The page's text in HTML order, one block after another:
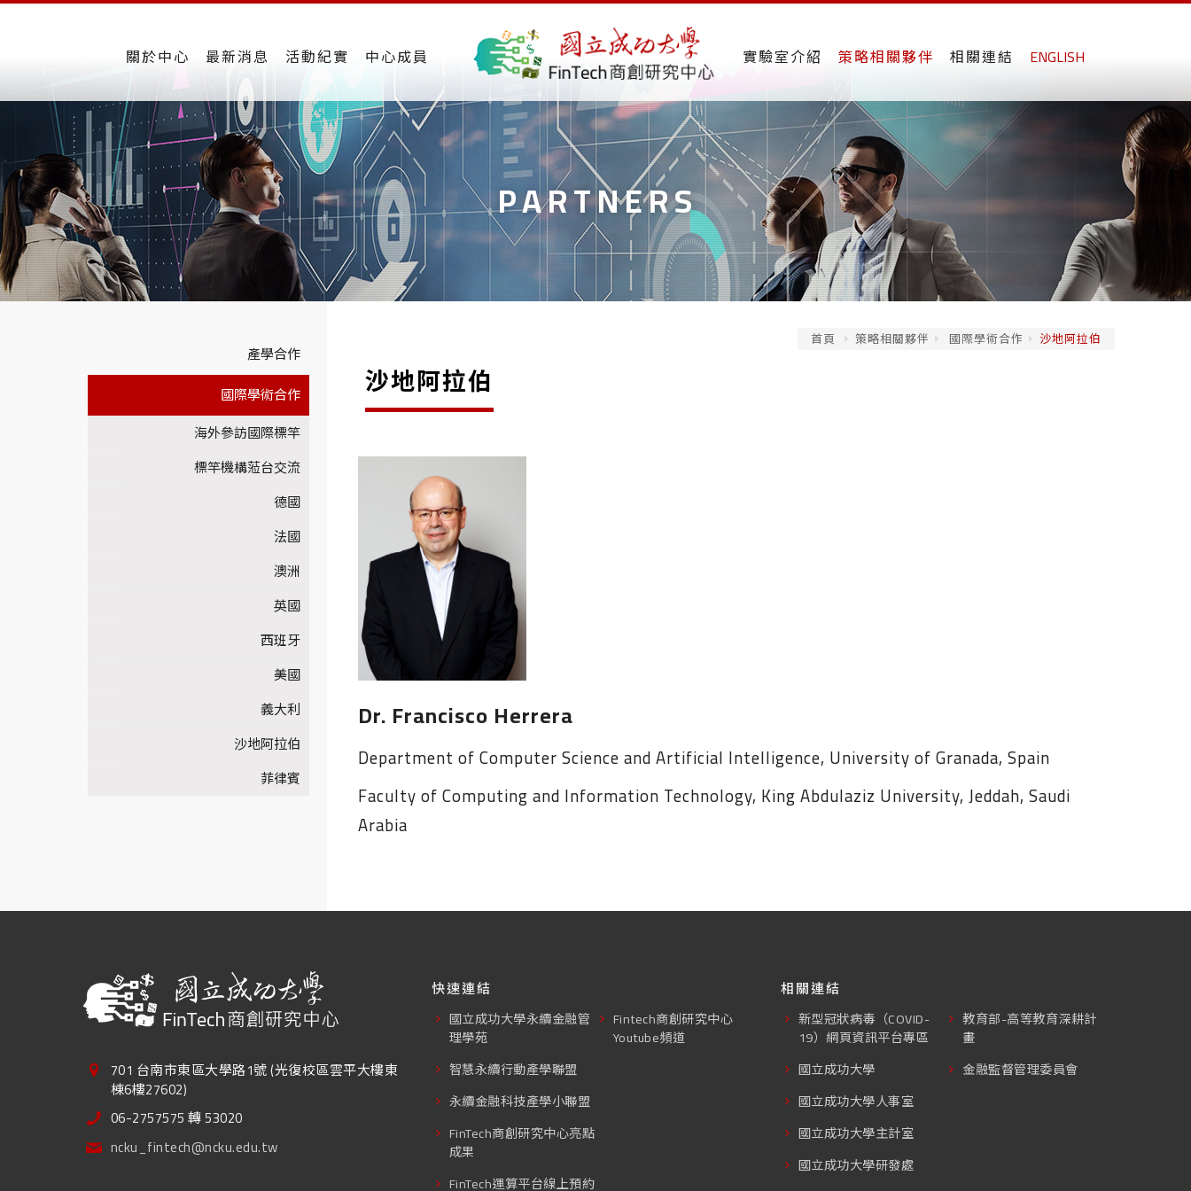
關於中心 最新消息 活動紀實 中心成員 實驗室介紹 策略相關夥伴 相關連結 ENGLISH
PARTNERS
首頁 策略相關夥伴 國際學術合作 沙地阿拉伯
沙地阿拉伯
Dr. Francisco Herrera
Department of Computer Science and Artificial Intelligence, University of Granada, Spain
Faculty of Computing and Information Technology, King Abdulaziz University, Jeddah, Saudi
Arabia
產學合作
+
國際學術合作
-
海外參訪國際標竿
標竿機構蒞台交流
德國
法國
澳洲
英國
西班牙
美國
義大利
沙地阿拉伯
菲律賓
701 台南市東區大學路1號 (光復校區雲平大樓東
棟6樓27602)
06-2757575 轉 53020
ncku_fintech@ncku.edu.tw
快速連結
國立成功大學永續金融管
理學苑
智慧永續行動產學聯盟
永續金融科技產學小聯盟
FinTech商創研究中心亮點
成果
FinTech運算平台線上預約
Fintech商創研究中心
Youtube頻道
相關連結
新型冠狀病毒（COVID-
19）網頁資訊平台專區
國立成功大學
國立成功大學人事室
國立成功大學主計室
國立成功大學研發處
教育部-高等教育深耕計
畫
金融監督管理委員會